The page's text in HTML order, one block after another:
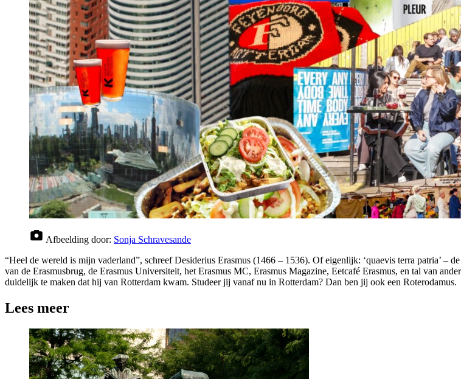
Afbeelding door: Sonja Schravesande
“Heel de wereld is mijn vaderland”, schreefDesiderius Erasmus (1466 – 1536). Of eigenlijk: ‘quaevis terra patria’ – de
van de Erasmusbrug, de Erasmus Universiteit, het Erasmus MC, Erasmus Magazine, Eetcafé Erasmus, en tal van
duidelijk te maken dat hij van Rotterdam kwam. Studeer jij vanaf nu in Rotterdam? Dan ben jij ook een Roterodamus.
Lees meer